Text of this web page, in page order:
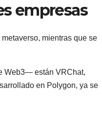
empresas
mientras que se
Web3— están VRChat,
en Polygon, ya se